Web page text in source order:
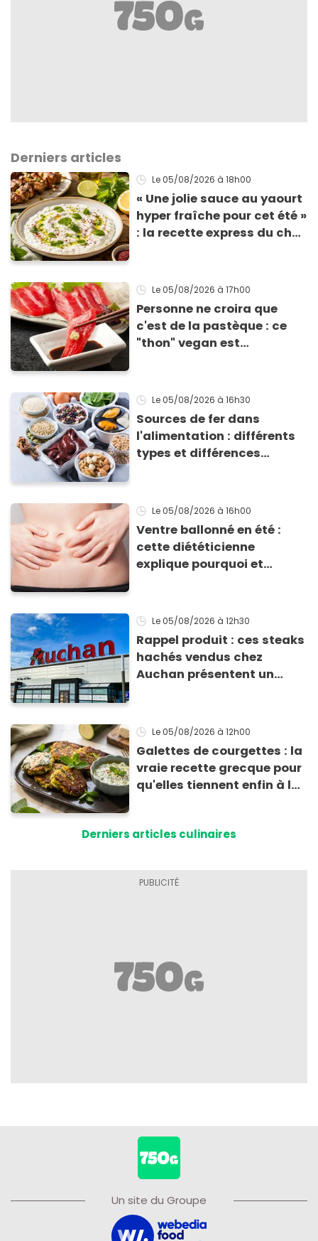
Derniers articles
Le 05/08/2026 à 18h00
« Une jolie sauce au yaourt
hyper fraîche pour cet été »
: la recette express du chef
grillades
Le 05/08/2026 à 17h00
Personne ne croira que
c'est de la pastèque : ce
"thon" vegan est
Le 05/08/2026 à 16h30
Sources de fer dans
l'alimentation : différents
types et différences
Le 05/08/2026 à 16h00
Ventre ballonné en été :
cette diététicienne
explique pourquoi et
Le 05/08/2026 à 12h30
Rappel produit : ces steaks
hachés vendus chez
Auchan présentent un
Le 05/08/2026 à 12h00
Galettes de courgettes : la
vraie recette grecque pour
qu'elles tiennent enfin à la
Derniers articles culinaires
Un site du Groupe